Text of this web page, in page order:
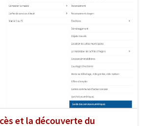
et la découverte du